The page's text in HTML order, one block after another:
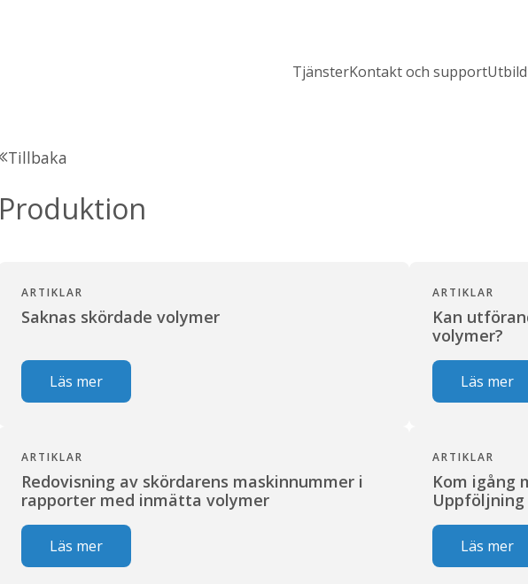
TjänsterKontakt och support
Tillbaka
Produktion
ARTIKLAR
Saknas skördade volymer
Läs mer
ARTIKLAR
Kan
volymer?
Läs mer
ARTIKLAR
Redovisning av skördarens maskinnummer i
rapporter med inmätta volymer
Läs mer
ARTIKLAR
Kom igång
Uppföljning
Läs mer